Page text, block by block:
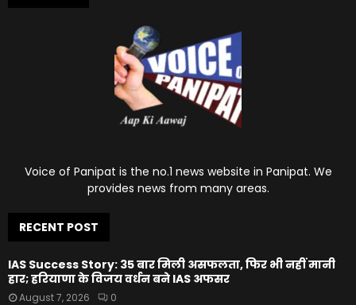
Voice of Panipat is the no.1 news website in Panipat. We
provides news from many areas.
RECENT POST
IAS Success Story: 35 बार मिली असफलता, फिर भी नहीं मानी
हार; हरियाणा के विजय वर्धन बने IAS अफसर
August 7, 2026 0